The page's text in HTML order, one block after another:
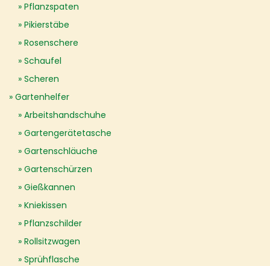
Pflanzspaten
Pikierstäbe
Rosenschere
Schaufel
Scheren
Gartenhelfer
Arbeitshandschuhe
Gartengerätetasche
Gartenschläuche
Gartenschürzen
Gießkannen
Kniekissen
Pflanzschilder
Rollsitzwagen
Sprühflasche